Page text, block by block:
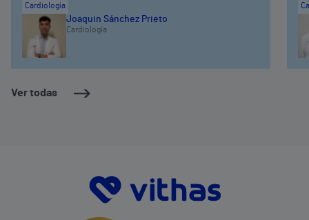
Ver todas
Cardiología
Joaquin Sánchez Prieto
Cardiología